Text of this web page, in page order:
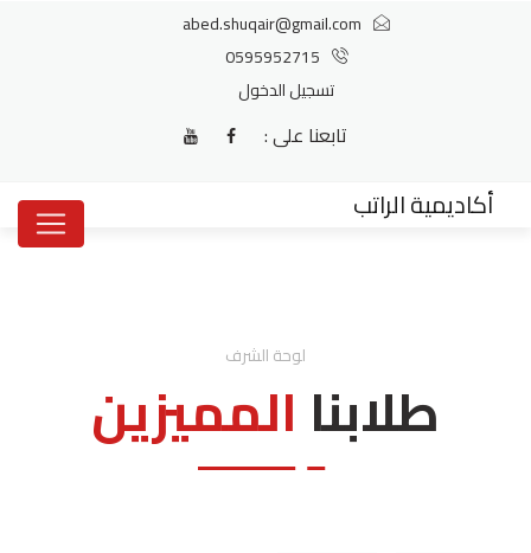
abed.shuqair@gmail.com
0595952715
تسجيل الدخول
تابعنا على :
أكاديمية الراتب
لوحة الشرف
طلابنا المميزين